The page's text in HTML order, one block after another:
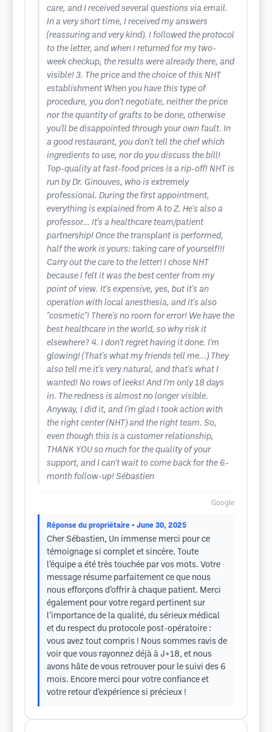
care, and I received several questions via email.
In a very short time, I received my answers
(reassuring and very kind). I followed the protocol
to the letter, and when I returned for my two-
week checkup, the results were already there, and
visible! 3. The price and the choice of this NHT
establishment When you have this type of
procedure, you don't negotiate, neither the price
nor the quantity of grafts to be done, otherwise
you'll be disappointed through your own fault. In
a good restaurant, you don't tell the chef which
ingredients to use, nor do you discuss the bill!
Top-quality at fast-food prices is a rip-off! NHT is
run by Dr. Ginouves, who is extremely
professional. During the first appointment,
everything is explained from A to Z. He's also a
professor... It's a healthcare team/patient
partnership! Once the transplant is performed,
half the work is yours: taking care of yourself!!!
Carry out the care to the letter! I chose NHT
because I felt it was the best center from my
point of view. It's expensive, yes, but it's an
operation with local anesthesia, and it's also
"cosmetic"! There's no room for error! We have the
best healthcare in the world, so why risk it
elsewhere? 4. I don't regret having it done. I'm
glowing! (That's what my friends tell me...) They
also tell me it's very natural, and that's what I
wanted! No rows of leeks! And I'm only 18 days
in. The redness is almost no longer visible.
Anyway, I did it, and I'm glad I took action with
the right center (NHT) and the right team. So,
even though this is a customer relationship,
THANK YOU so much for the quality of your
support, and I can't wait to come back for the 6-
month follow-up! Sébastien
Google
Réponse du propriétaire • June 30, 2025
Cher Sébastien, Un immense merci pour ce
témoignage si complet et sincère. Toute
l’équipe a été très touchée par vos mots. Votre
message résume parfaitement ce que nous
nous efforçons d’offrir à chaque patient. Merci
également pour votre regard pertinent sur
l’importance de la qualité, du sérieux médical
et du respect du protocole post-opératoire :
vous avez tout compris ! Nous sommes ravis de
voir que vous rayonnez déjà à J+18, et nous
avons hâte de vous retrouver pour le suivi des 6
mois. Encore merci pour votre confiance et
votre retour d’expérience si précieux !